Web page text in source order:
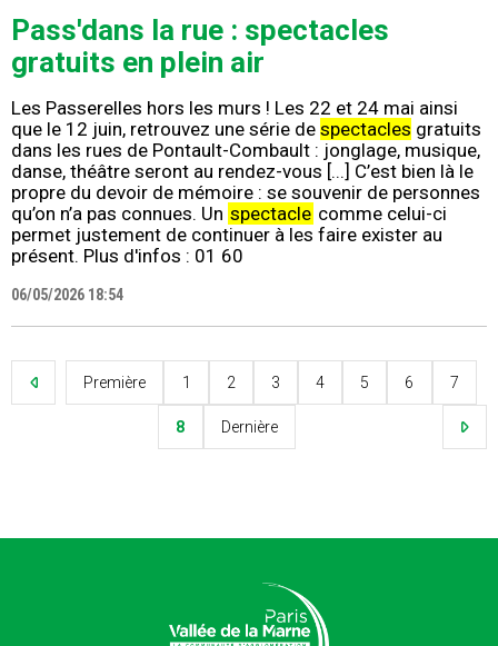
Pass'dans la rue : spectacles
gratuits en plein air
Les Passerelles hors les murs ! Les 22 et 24 mai ainsi
que le 12 juin, retrouvez une série de spectacles gratuits
dans les rues de Pontault-Combault : jonglage, musique,
danse, théâtre seront au rendez-vous [...] C’est bien là le
propre du devoir de mémoire : se souvenir de personnes
qu’on n’a pas connues. Un spectacle comme celui-ci
permet justement de continuer à les faire exister au
présent. Plus d'infos : 01 60
06/05/2026 18:54
Première 1 2 3 4 5 6 7
8 Dernière